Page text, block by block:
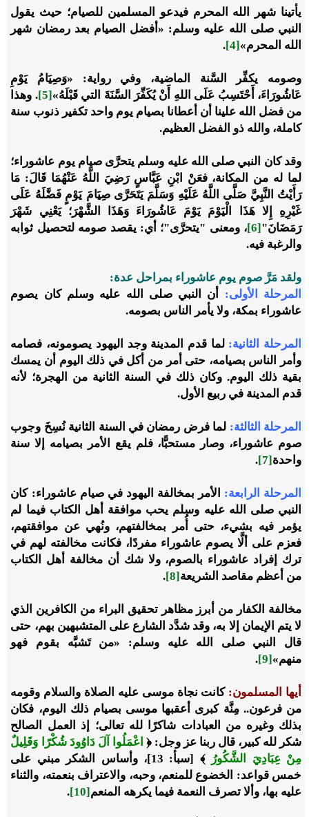
يأتينا شهر الله المحرم فيدعو المسلمين للصيام؛ حيث يقول
النبي صلى الله عليه وسلم: «أفضل الصيام بعد رمضان شهر
الله المحرم»[4]
.
وصومه يكفِّر السَّنة الماضية، وفي رواية: «وَصِيَامُ يَوْمِ
عَاشُورَاءَ، أَحْتَسِبُ عَلَى اللهِ أَنْ يُكَفِّرَ السَّنَةَ التي قَبْلَهُ»[5]
. وهذا
من فضل الله علينا أن أعطانا بصيام يوم واحد تكفير ذنوب سنة
كاملة، والله ذو الفضل العظيم.
وقد كان النبي صلى الله عليه وسلم يتحرَّى صيام يوم عاشوراء؛
لما له من المكانة، فعَنْ ابْنِ عَبَّاسٍ رَضِيَ اللَّهُ عَنْهُمَا قَالَ: مَا
رَأَيْتُ النَّبِيَّ صَلَّى اللَّهُ عَلَيْهِ وَسَلَّمَ يَتَحَرَّى صِيَامَ يَوْمٍ فَضَّلَهُ عَلَى
غَيْرِهِ إِلا هَذَا الْيَوْمَ يَوْمَ عَاشُورَاءَ وَهَذَا الشَّهْرَ؛ يَعْنِي شَهْرَ
رَمَضَانَ"[6]
، ومعنى "يتحرَّى"؛ أي: يقصد صومه لتحصيل ثوابه
والرغبة فيه.
ولقد مَرَّ صوم يوم عاشوراء بمراحل عدة:
المرحلة الأولى:
أن النبي صلى الله عليه وسلم كان يصوم
عاشوراء بمكة، ولا يأمر الناس بصومه.
المرحلة الثانية: لما قدم المدينة وجد اليهود يصومونه، فصامه
وأمر الناس بصيامه، حتى أمر من أكل في ذلك اليوم أن يمسك
بقية ذلك اليوم. وكان ذلك في السنة الثانية من الهجرة؛ لأنه
قدم المدينة في ربيع الأول.
المرحلة الثالثة: لما فرض رمضان في السنة الثانية نُسِخَ وجوب
صوم عاشوراء، وصار مستحبًّا، فلم يقع الأمر بصيامه إلا سنة
واحدة[7]
.
المرحلة الرابعة: الأمر بمخالفة اليهود في صيام عاشوراء: كان
النبي صلى الله عليه وسلم يحب موافقة أهل الكتاب فيما لم
يؤمر فيه بشيء، حتى أُمر بمخالفتهم، ونُهي عن موافقتهم،
فعزم على ألَّا يصوم عاشوراء مفردًا، فكانت مخالفته لهم في
ترك إفراد عاشوراء بالصوم، ولا شك أن مخالفة أهل الكتاب
من أعظم مقاصد الشريعة[8]
.
مخالفة الكفار من أبرز مظاهر تحقيق البراء من الكافرين الذي
لا يتم الإيمان إلا به، وقد شدَّد الشارع على المتشبهين بهم، حتى
قال النبي صلى الله عليه وسلم: «من تَشبَّه بقوم فهو
منهم»[9]
.
أيها المسلمون: كانت نجاة موسى عليه الصلاة والسلام وقومه
من فرعون.. مِنَّة كبرى أعقبها موسى بصيام ذلك اليوم، فكان
بذلك وغيره من العبادات شاكرًا لله تعالى؛ إذ العمل الصالح
شكر لله كبير، قال ربنا عز وجل:﴿ اعْمَلُوا آلَ دَاوُودَ شُكْرًا وَقَلِيلٌ
مِنْ عِبَادِيَ الشَّكُورُ ﴾ [سبأ: 13]،
وأساس الشكر مبني على
خمس قواعد: الخضوع للمنعم، وحبه، والاعتراف بنعمته، والثناء
عليه بها، وألا تصرف النعمة فيما يكرهه المنعم[10]
.